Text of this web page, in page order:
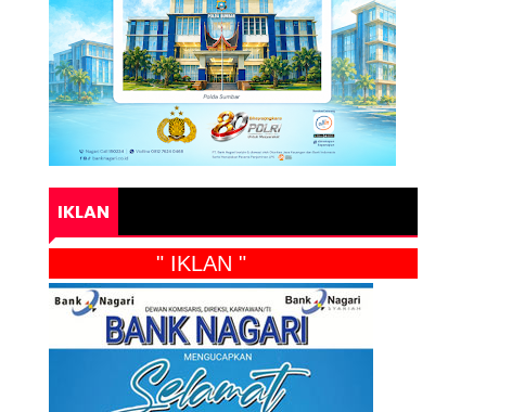
IKLAN
" IKLAN "